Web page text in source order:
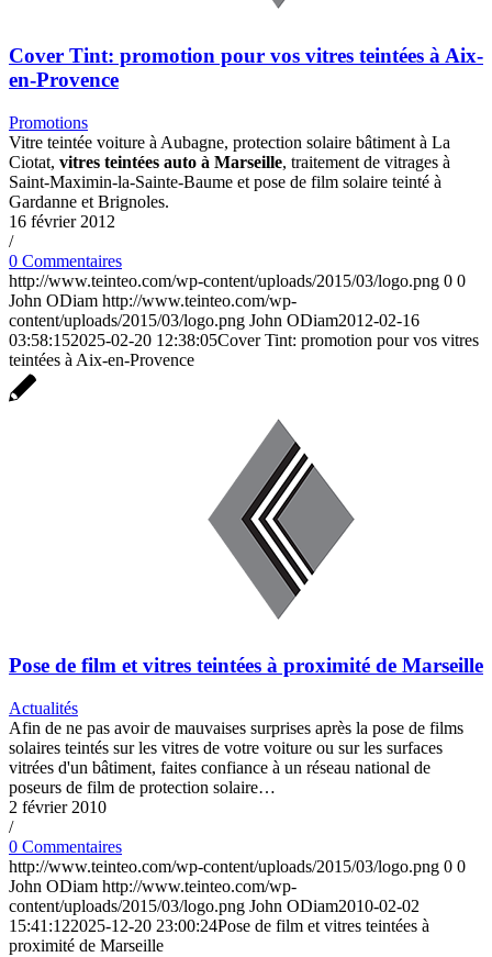
Cover Tint: promotion pour vos vitres teintées à Aix-
en-Provence
Promotions
Vitre teintée voiture à Aubagne, protection solaire bâtiment à La
Ciotat, vitres teintées auto à Marseille, traitement de vitrages à
Saint-Maximin-la-Sainte-Baume et pose de film solaire teinté à
Gardanne et Brignoles.
16 février 2012
/
0 Commentaires
http://www.teinteo.com/wp-content/uploads/2015/03/logo.png 0 0
John ODiam http://www.teinteo.com/wp-
content/uploads/2015/03/logo.png John ODiam2012-02-16
03:58:152025-02-20 12:38:05Cover Tint: promotion pour vos vitres
teintées à Aix-en-Provence
Pose de film et vitres teintées à proximité de Marseille
Actualités
Afin de ne pas avoir de mauvaises surprises après la pose de films
solaires teintés sur les vitres de votre voiture ou sur les surfaces
vitrées d'un bâtiment, faites confiance à un réseau national de
poseurs de film de protection solaire…
2 février 2010
/
0 Commentaires
http://www.teinteo.com/wp-content/uploads/2015/03/logo.png 0 0
John ODiam http://www.teinteo.com/wp-
content/uploads/2015/03/logo.png John ODiam2010-02-02
15:41:122025-12-20 23:00:24Pose de film et vitres teintées à
proximité de Marseille